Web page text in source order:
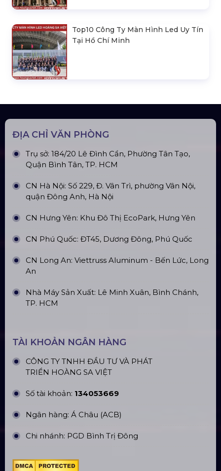
Top10 Công Ty Màn Hình Led Uy Tín
Tại Hồ Chí Minh
ĐỊA CHỈ VĂN PHÒNG
Trụ sở: 184/20 Lê Đình Cẩn, Phường Tân Tạo,
Quận Bình Tân, TP. HCM
CN Hà Nội: Số 229, Đ. Vân Trì, phường Vân Nội,
quận Đông Anh, Hà Nội
CN Hưng Yên: Khu Đô Thị EcoPark, Hưng Yên
CN Phú Quốc: ĐT45, Dương Đông, Phú Quốc
CN Long An: Viettruss Aluminum - Bến Lức, Long
An
Nhà Máy Sản Xuất: Lê Minh Xuân, Bình Chánh,
TP. HCM
TÀI KHOẢN NGÂN HÀNG
CÔNG TY TNHH ĐẦU TƯ VÀ PHÁT
TRIỂN HOÀNG SA VIỆT
Số tài khoản: 134053669
Ngân hàng: Á Châu (ACB)
Chi nhánh: PGD Bình Trị Đông